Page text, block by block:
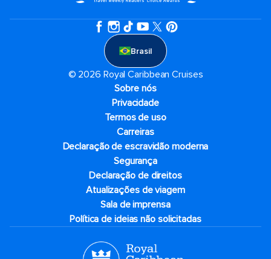
Brasil
© 2026 Royal Caribbean Cruises
Sobre nós
Privacidade
Termos de uso
Carreiras
Declaração de escravidão moderna
Segurança
Declaração de direitos
Atualizações de viagem
Sala de imprensa
Política de ideias não solicitadas